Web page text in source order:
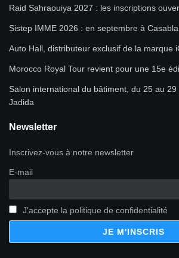
Raid Sahraouiya 2027 : les inscriptions
Sistep IMME 2026 : en septembre à
Auto Hall, distributeur exclusif de la marque
Morocco Royal Tour revient pour une 15e
Salon international du bâtiment, du 25 au
Jadida
Newsletter
Inscrivez-vous à notre newsletter
E-mail
J'accepte la politique de confidentialité